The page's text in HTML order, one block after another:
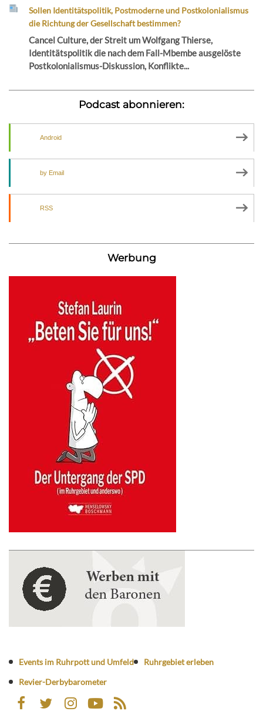
Sollen Identitätspolitik, Postmoderne und Postkolonialismus
die Richtung der Gesellschaft bestimmen?
Cancel Culture, der Streit um Wolfgang Thierse,
Identitätspolitik die nach dem Fall-Mbembe ausgelöste
Postkolonialismus-Diskussion, Konflikte...
Podcast abonnieren:
Android
by Email
RSS
Werbung
Events im Ruhrpott und Umfeld
Ruhrgebiet erleben
Revier-Derbybarometer